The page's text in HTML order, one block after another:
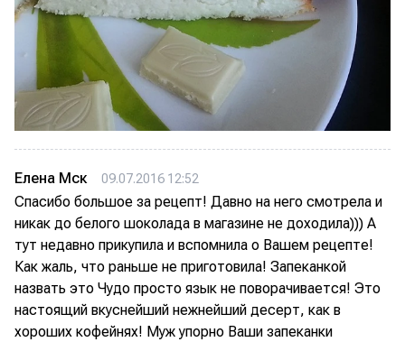
Елена Мск 09.07.2016 12:52
Спасибо большое за рецепт! Давно на него смотрела и
никак до белого шоколада в магазине не доходила))) А
тут недавно прикупила и вспомнила о Вашем рецепте!
Как жаль, что раньше не приготовила! Запеканкой
назвать это Чудо просто язык не поворачивается! Это
настоящий вкуснейший нежнейший десерт, как в
хороших кофейнях! Муж упорно Ваши запеканки